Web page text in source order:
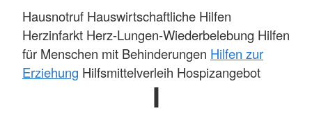
Hausnotruf Hauswirtschaftliche Hilfen
Herzinfarkt Herz-Lungen-Wiederbelebung Hilfen
für Menschen mit Behinderungen Hilfen zur
Erziehung Hilfsmittelverleih Hospizangebot
I